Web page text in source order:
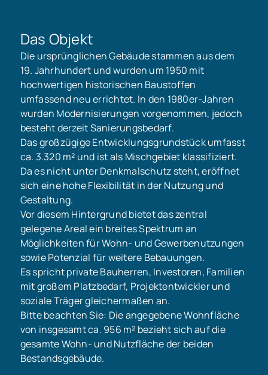
Das Objekt
Die ursprünglichen Gebäude stammen aus dem
19. Jahrhundert und wurden um 1950 mit
hochwertigen historischen Baustoffen
umfassend neu errichtet. In den 1980er-Jahren
wurden Modernisierungen vorgenommen, jedoch
besteht derzeit Sanierungsbedarf.
Das großzügige Entwicklungsgrundstück umfasst
ca. 3.320 m² und ist als Mischgebiet klassifiziert.
Da es nicht unter Denkmalschutz steht, eröffnet
sich eine hohe Flexibilität in der Nutzung und
Gestaltung.
Vor diesem Hintergrund bietet das zentral
gelegene Areal ein breites Spektrum an
Möglichkeiten für Wohn- und Gewerbenutzungen
sowie Potenzial für weitere Bebauungen.
Es spricht private Bauherren, Investoren, Familien
mit großem Platzbedarf, Projektentwickler und
soziale Träger gleichermaßen an.
Bitte beachten Sie: Die angegebene Wohnfläche
von insgesamt ca. 956 m² bezieht sich auf die
gesamte Wohn- und Nutzfläche der beiden
Bestandsgebäude.